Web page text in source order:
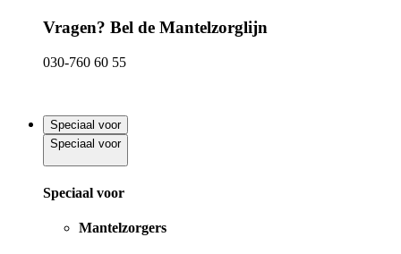
Vragen? Bel de Mantelzorglijn
030-760 60 55
Speciaal voor
Speciaal voor
Speciaal voor
Mantelzorgers